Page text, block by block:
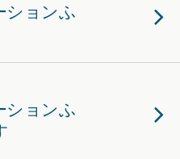
ションふ
ションふ